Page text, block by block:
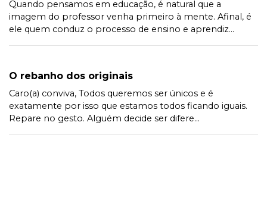
Quando pensamos em educação, é natural que a
imagem do professor venha primeiro à mente. Afinal, é
ele quem conduz o processo de ensino e aprendiz...
O rebanho dos originais
Caro(a) conviva, Todos queremos ser únicos e é
exatamente por isso que estamos todos ficando iguais.
Repare no gesto. Alguém decide ser difere...